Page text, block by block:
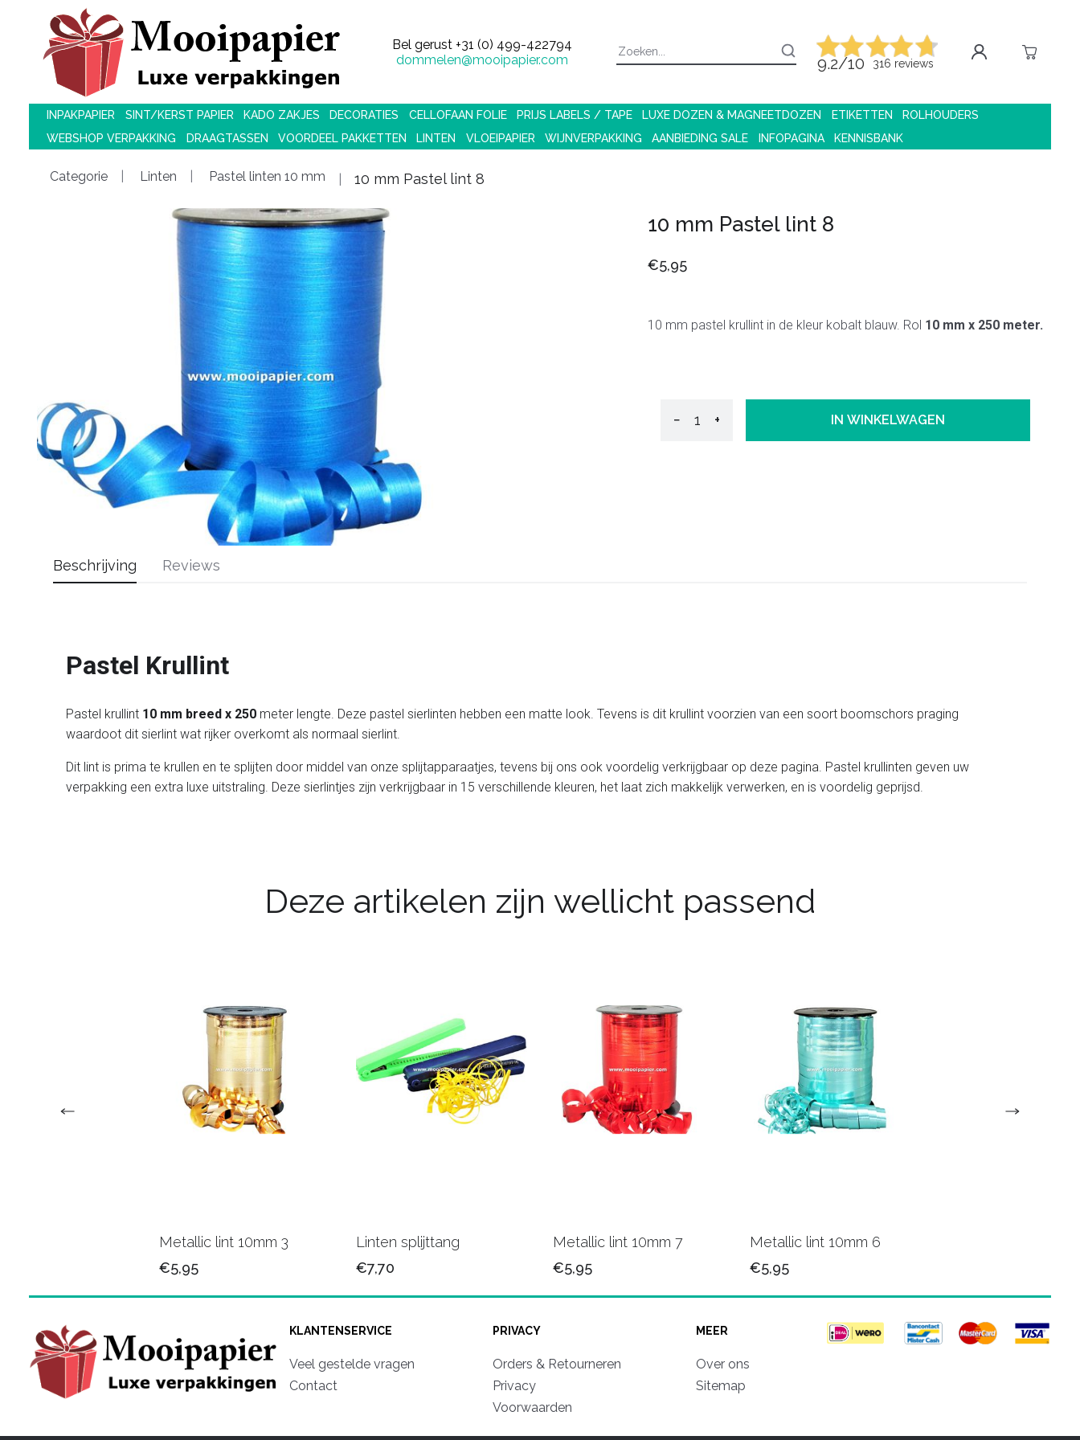
Bel gerust +31 (0) 499-422794
dommelen@mooipapier.com
9.2/10 316 reviews
INPAKPAPIER SINT/KERST PAPIER KADO ZAKJES DECORATIES CELLOFAAN FOLIE PRIJS LABELS / TAPE LUXE DOZEN & MAGNEETDOZEN ETIKETTEN
ROLHOUDERS
WEBSHOP VERPAKKING
DRAAGTASSEN VOORDEEL PAKKETTEN LINTEN VLOEIPAPIER WIJNVERPAKKING AANBIEDING SALE INFOPAGINA KENNISBANK
Categorie Linten Pastel linten 10 mm 10 mm Pastel lint 8
10 mm Pastel lint 8
€5,95
10 mm pastel krullint in de kleur kobalt blauw. Rol 10 mm x 250 meter.
− + IN WINKELWAGEN
Beschrijving
Pastel Krullint
Pastel krullint 10 mm breed x 250 meter lengte. Deze pastel sierlinten hebben een matte look. Tevens is dit krullint voorzien van een soort boomschors praging
waardoot dit sierlint wat rijker overkomt als normaal sierlint.
Dit lint is prima te krullen en te splijten door middel van onze splijtapparaatjes, tevens bij ons ook voordelig verkrijgbaar op deze pagina. Pastel krullinten geven uw
verpakking een extra luxe uitstraling. Deze sierlintjes zijn verkrijgbaar in 15 verschillende kleuren, het laat zich makkelijk verwerken, en is voordelig geprijsd.
Reviews
Deze artikelen zijn wellicht passend
Metallic lint 10mm 3
€5,95
Linten splijttang
€7,70
Metallic lint 10mm 7
€5,95
Metallic lint 10mm 6
€5,95
KLANTENSERVICE
Veel gestelde vragen
Contact
PRIVACY
Orders & Retourneren
Privacy
Voorwaarden
MEER
Over ons
Sitemap